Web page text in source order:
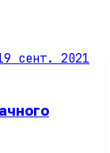
сент. 2021